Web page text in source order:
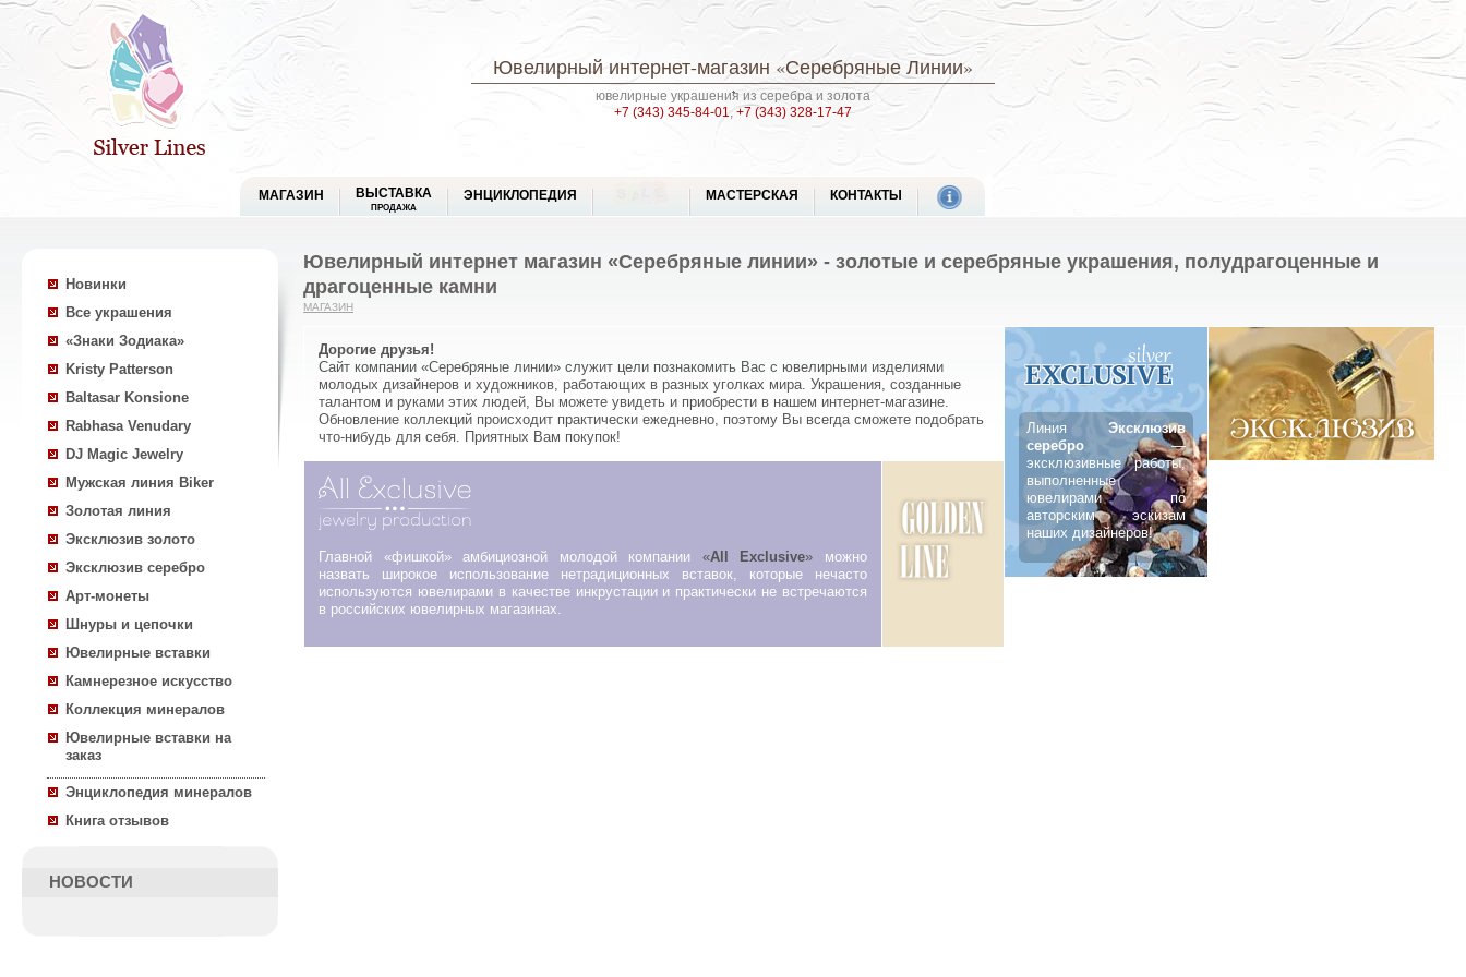
Ювелирный интернет-магазин «Серебряные Линии»
ювелирные украшения из серебра и золота
+7 (343) 345-84-01, +7 (343) 328-17-47
МАГАЗИН ВЫСТАВКА
ПРОДАЖА
ЭНЦИКЛОПЕДИЯ МАСТЕРСКАЯ КОНТАКТЫ
Новинки
Все украшения
«Знаки Зодиака»
Kristy Patterson
Baltasar Konsione
Rabhasa Venudary
DJ Magic Jewelry
Мужская линия Biker
Золотая линия
Эксклюзив золото
Эксклюзив серебро
Арт-монеты
Шнуры и цепочки
Ювелирные вставки
Камнерезное искусство
Коллекция минералов
Ювелирные вставки на
заказ
Энциклопедия минералов
Книга отзывов
НОВОСТИ
Ювелирный интернет магазин «Серебряные линии» - золотые и серебряные украшения, полудрагоценные и
драгоценные камни
МАГАЗИН
Дорогие друзья!
Сайт компании «Серебряные линии» служит цели познакомить Вас с ювелирными изделиями
молодых дизайнеров и художников, работающих в разных уголках мира. Украшения, созданные
талантом и руками этих людей, Вы можете увидеть и приобрести в нашем интернет-магазине.
Обновление коллекций происходит практически ежедневно, поэтому Вы всегда сможете подобрать
что-нибудь для себя. Приятных Вам покупок!
ЛинияЭксклюзив
серебро—
эксклюзивные работы,
выполненные
ювелирами по
авторским эскизам
наших дизайнеров!
Главной «фишкой» амбициозной молодой компании «All Exclusive» можно
назвать широкое использование нетрадиционных вставок, которые нечасто
используются ювелирами в качестве инкрустации и практически не встречаются
в российских ювелирных магазинах.